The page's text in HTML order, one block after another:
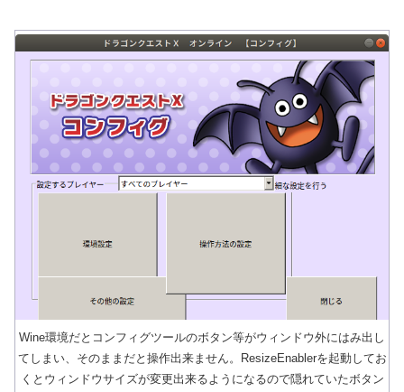
Wine環境だとコンフィグツールのボタン等がウィンドウ外にはみ出し
てしまい、そのままだと操作出来ません。ResizeEnablerを起動してお
くとウィンドウサイズが変更出来るようになるので隠れていたボタン